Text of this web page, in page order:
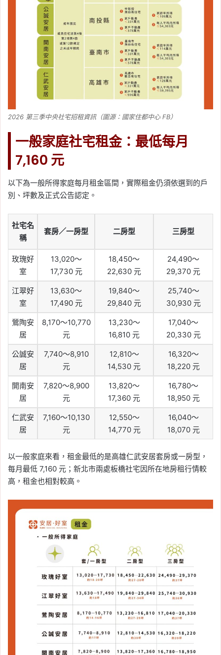
2026 第三季中央社宅招租資訊（圖源：國家住都中心 FB）
一般家庭社宅租金：最低每月
7,160 元
以下為一般所得家庭每月租金區間，實際租金仍須依選到的戶
別、坪數及正式公告認定。
社宅名
稱
套房／一房型 二房型 三房型
玫瑰好
室
13,020～
17,730 元
18,450～
22,630 元
24,490～
29,370 元
江翠好
室
13,630～
17,490 元
19,840～
29,840 元
25,740～
30,930 元
鶯陶安
居
8,170～10,770
元
13,230～
16,810 元
17,040～
20,330 元
公誠安
居
7,740～8,910
元
12,810～
14,530 元
16,320～
18,220 元
開南安
居
7,820～8,900
元
13,820～
17,360 元
16,780～
18,950 元
仁武安
居
7,160～10,130
元
12,550～
14,770 元
16,040～
18,070 元
以一般家庭來看，租金最低的是高雄仁武安居套房或一房型，
每月最低 7,160 元；新北市兩處板橋社宅因所在地房租行情較
高，租金也相對較高。